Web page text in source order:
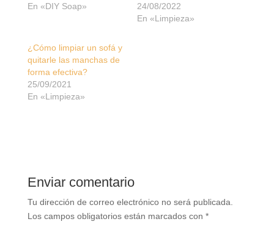
En «DIY Soap»
24/08/2022
En «Limpieza»
¿Cómo limpiar un sofá y
quitarle las manchas de
forma efectiva?
25/09/2021
En «Limpieza»
Enviar comentario
Tu dirección de correo electrónico no será publicada.
Los campos obligatorios están marcados con *